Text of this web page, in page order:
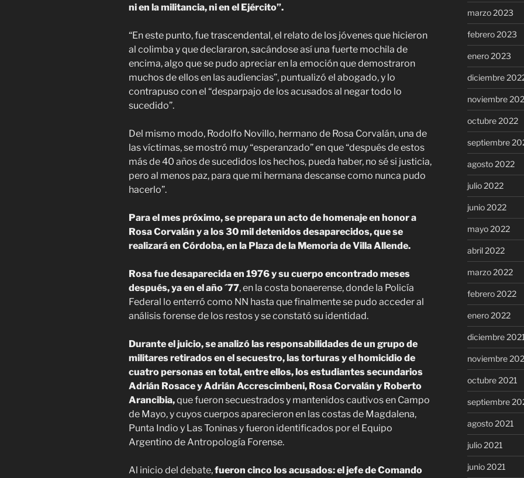
ni en la militancia, ni en el Ejército”.
“En este punto, fue trascendental, el relato de los jóvenes que hicieron
al colimba y que declararon, sacándose así una fuerte mochila de
encima, algo que se pudo apreciar en la emoción que demostraron
muchos de ellos en las audiencias”, puntualizó el abogado, y lo
contrapuso con el “desparpajo de los acusados al negar todo lo
sucedido”.
Del mismo modo, Rodolfo Novillo, hermano de Rosa Corvalán, una de
las víctimas, se mostró muy “esperanzado” en que “después de estos
más de 40 años de sucedidos los hechos, pueda haber, no sé si justicia,
pero al menos paz, para que mi hermana descanse como nunca pudo
hacerlo”.
Para el mes próximo, se prepara un acto de homenaje en honor a
Rosa Corvalán y a los 30 mil detenidos desaparecidos, que se
realizará en Córdoba, en la Plaza de la Memoria de Villa Allende.
Rosa fue desaparecida en 1976 y su cuerpo encontrado meses
después, ya en el año ´77, en la costa bonaerense, donde la Policía
Federal lo enterró como NN hasta que finalmente se pudo acceder al
análisis forense de los restos y se constató su identidad.
Durante el juicio, se analizó las responsabilidades de un grupo de
militares retirados en el secuestro, las torturas y el homicidio de
cuatro personas en total, entre ellos, los estudiantes secundarios
Adrián Rosace y Adrián Accrescimbeni, Rosa Corvalán y Roberto
Arancibia,que fueron secuestrados y mantenidos cautivos en Campo
de Mayo, y cuyos cuerpos aparecieron en las costas de Magdalena,
Punta Indio y Las Toninas y fueron identificados por el Equipo
Argentino de Antropología Forense.
Al inicio del debate,fueron cinco los acusados: el jefe de Comando
marzo 2023
febrero 2023
enero 2023
diciembre
noviembre
octubre 2022
septiembre
agosto 2022
julio 2022
junio 2022
mayo 2022
abril 2022
marzo 2022
febrero 2022
enero 2022
diciembre 2021
noviembre
octubre 2021
septiembre
agosto 2021
julio 2021
junio 2021